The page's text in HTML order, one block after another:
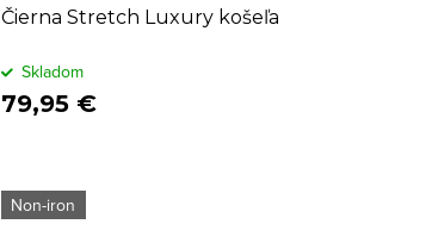
Čierna Stretch Luxury košeľa
79,95 €
Skladom
Non-iron